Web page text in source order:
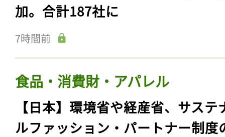
加。合計187社に
7時間前
食品・消費財・アパレル
【日本】環境省や経産省、サステ
ルファッション・パートナー制度